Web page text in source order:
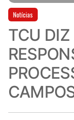
Notícias
TCU DIZ